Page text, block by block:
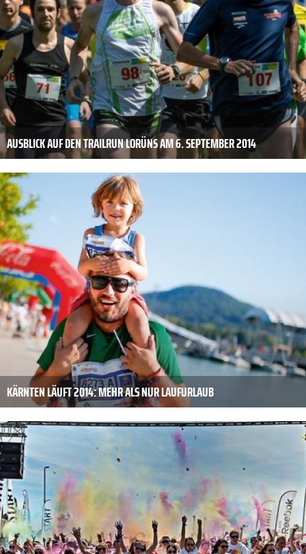
AUSBLICK AUF DEN TRAILRUN LORÜNS AM 6. SEPTEMBER 2014
KÄRNTEN LÄUFT 2014: MEHR ALS NUR LAUFURLAUB